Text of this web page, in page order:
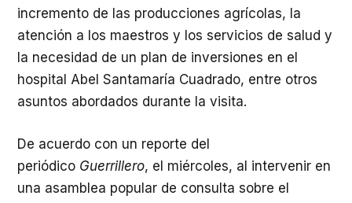
incremento de las producciones agrícolas, la
atención a los maestros y los servicios de salud y
la necesidad de un plan de inversiones en el
hospital Abel Santamaría Cuadrado, entre otros
asuntos abordados durante la visita.
De acuerdo con un reporte del
periódico Guerrillero, el miércoles, al intervenir en
una asamblea popular de consulta sobre el